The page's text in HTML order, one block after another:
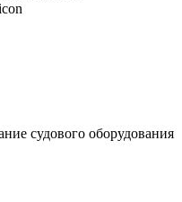
судового оборудования